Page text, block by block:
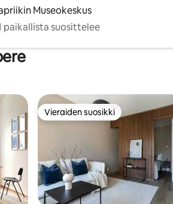
Museokeskus
paikallista suosittelee
Vieraiden suosikki
Vieraiden suosikki